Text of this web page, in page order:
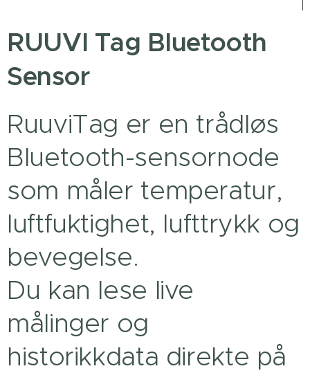
RUUVI Tag Bluetooth
Sensor
RuuviTag er en trådløs
Bluetooth-sensornode
som måler temperatur,
luftfuktighet, lufttrykk og
bevegelse.
Du kan lese live
målinger og
historikkdata direkte på